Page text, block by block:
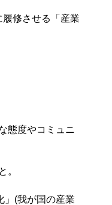
修させる「産業
態度やコミュニ
。
」(我が国の産業